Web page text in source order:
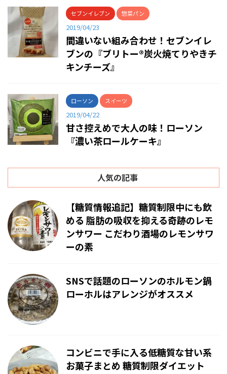
セブンイレブン 惣菜パン
2019/04/23
間違いない組み合わせ！セブンイレ
ブンの『ブリトー®炭火焼てりやきチ
キンチーズ』
ローソン スイーツ
2019/04/22
甘さ控えめで大人の味！ローソン
『濃い茶ロールケーキ』
人気の記事
【糖質情報追記】糖質制限中にも飲
める 脂肪の吸収を抑える奇跡のレモ
ンサワー こだわり酒場のレモンサワ
ーの素
SNSで話題のローソンのホルモン鍋
ローホルはアレンジがオススメ
コンビニで手に入る低糖質な甘い系
お菓子まとめ 糖質制限ダイエット